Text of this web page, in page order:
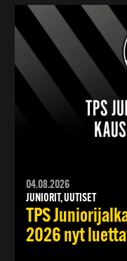
04.08.2026
JUNIORIT, UUTISET
TPS
2026 nyt